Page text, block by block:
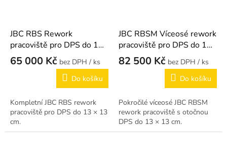
JBC RBS Rework
pracoviště pro DPS do 13
× 13 cm
65 000 Kč
/ ks
Do košíku
Kompletní JBC RBS rework
pracoviště pro DPS do 13 × 13
cm.
JBC RBSM Víceosé rework
pracoviště pro DPS do 13
× 13 cm
82 500 Kč
/ ks
Do košíku
Pokročilé víceosé JBC RBSM
rework pracoviště s otočnou
DPS do 13 × 13 cm.